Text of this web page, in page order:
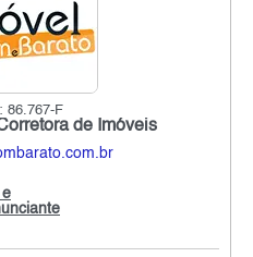
86.767-F
de Imóveis
e